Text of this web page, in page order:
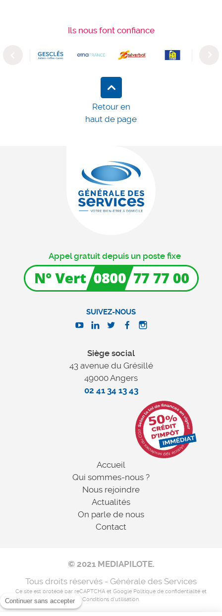
Ils nous font confiance
Previous Next
Siège social
43 avenue du Grésillé
49000 Angers
02 41 34 13 43
SUIVEZ-NOUS
Accueil
Qui sommes-nous ?
Nous rejoindre
Actualités
On parle de nous
Contact
Appel gratuit depuis un poste fixe
Retour en
haut de page
© 2021 MEDIAPILOTE.
Tous droits réservés - Générale des Services
Ce site est protégé par reCAPTCHA et Google Politique de confidentialité et
Conditions d'utilisation.
Continuer sans accepter